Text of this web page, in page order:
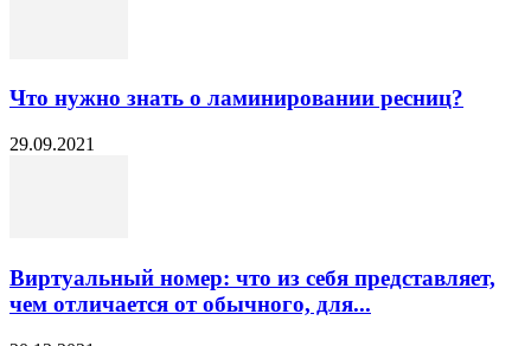
Что нужно знать о ламинировании ресниц?
29.09.2021
Виртуальный номер: что из себя представляет,
чем отличается от обычного, для...